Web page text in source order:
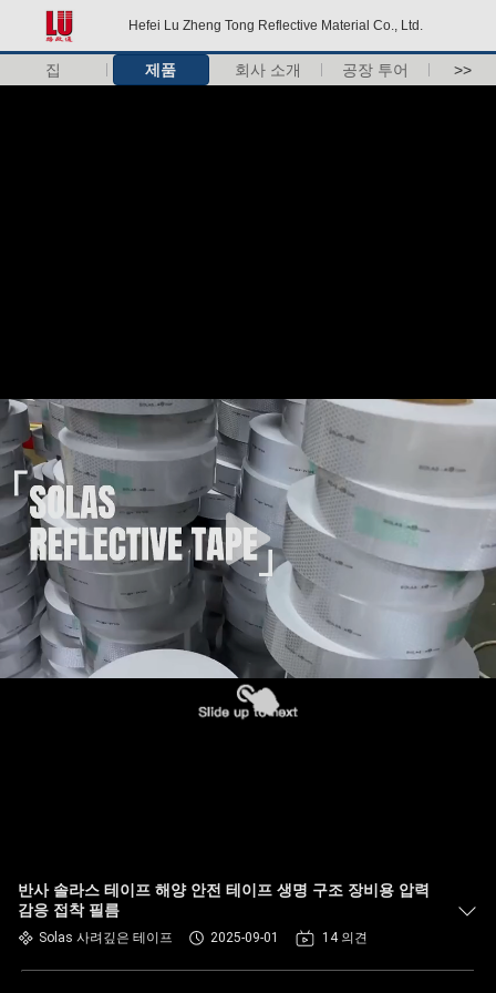
Hefei Lu Zheng Tong Reflective Material Co., Ltd.
집 제품 회사 소개 공장 투어 >>
반사 솔라스 테이프 해양 안전 테이프 생명 구조 장비용 압력
감응 접착 필름
Solas 사려깊은 테이프 2025-09-01 14 의견